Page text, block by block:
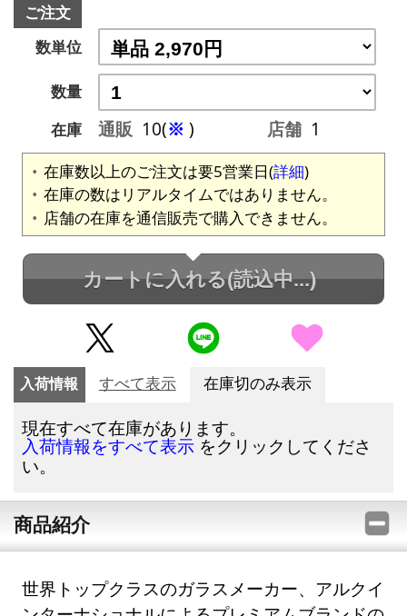
ご注文
数単位
数量
在庫
通販 10(※ ) 店舗 1
在庫数以上のご注文は要5営業日(詳細)
在庫の数はリアルタイムではありません。
店舗の在庫を通信販売で購入できません。
カートに入れる(読込中...)
入荷情報 すべて表示 在庫切のみ表示
現在すべて在庫があります。
入荷情報をすべて表示 をクリックしてくださ
い。
商品紹介
世界トップクラスのガラスメーカー、アルクイ